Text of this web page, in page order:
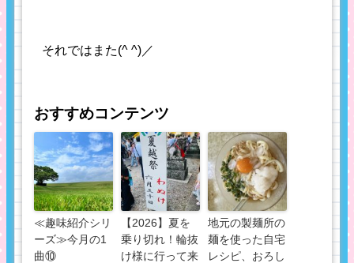
それではまた(^ ^)／
おすすめコンテンツ
≪趣味紹介シリ
ーズ≫今月の1
曲⑩
【2026】夏を
乗り切れ！輪抜
け様に行って来
地元の製麺所の
麺を使った自宅
レシピ、おろし